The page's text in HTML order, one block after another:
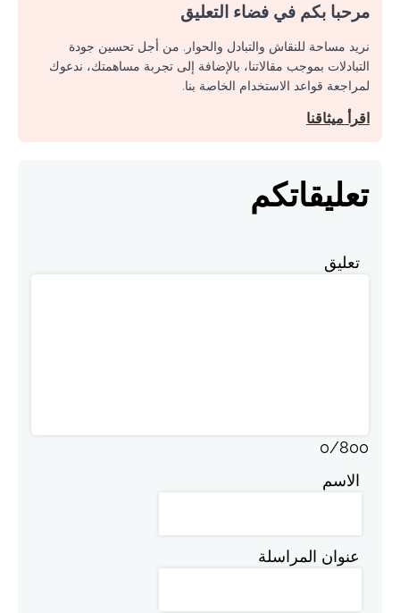
مرحبا بكم في فضاء التعليق
نريد مساحة للنقاش والتبادل والحوار. من أجل تحسين جودة
التبادلات بموجب مقالاتنا، بالإضافة إلى تجربة مساهمتك، ندعوك
لمراجعة قواعد الاستخدام الخاصة بنا.
اقرأ ميثاقنا
تعليقاتكم
تعليق
0/800
الاسم
عنوان المراسلة